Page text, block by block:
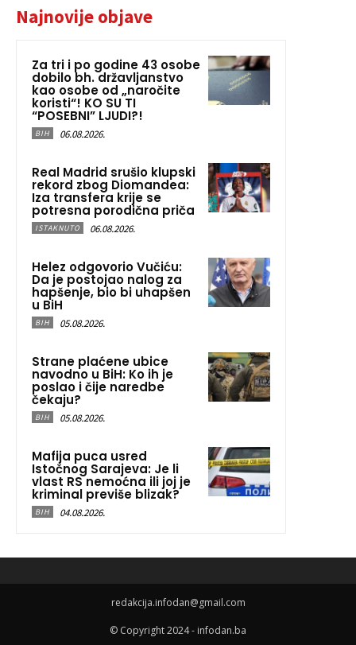
Najnovije objave
Za tri i po godine 43 osobe
dobilo bh. državljanstvo
kao osobe od „naročite
koristi“! KO SU TI
“POSEBNI” LJUDI?!
BIH 06.08.2026.
Real Madrid srušio klupski
rekord zbog Diomandea:
Iza transfera krije se
potresna porodična priča
ISTAKNUTO 06.08.2026.
Helez odgovorio Vučiću:
Da je postojao nalog za
hapšenje, bio bi uhapšen
u BiH
BIH 05.08.2026.
Strane plaćene ubice
navodno u BiH: Ko ih je
poslao i čije naredbe
čekaju?
BIH 05.08.2026.
Mafija puca usred
Istočnog Sarajeva: Je li
vlast RS nemoćna ili joj je
kriminal previše blizak?
BIH 04.08.2026.
redakcija.infodan@gmail.com
© Copyright 2024 - infodan.ba